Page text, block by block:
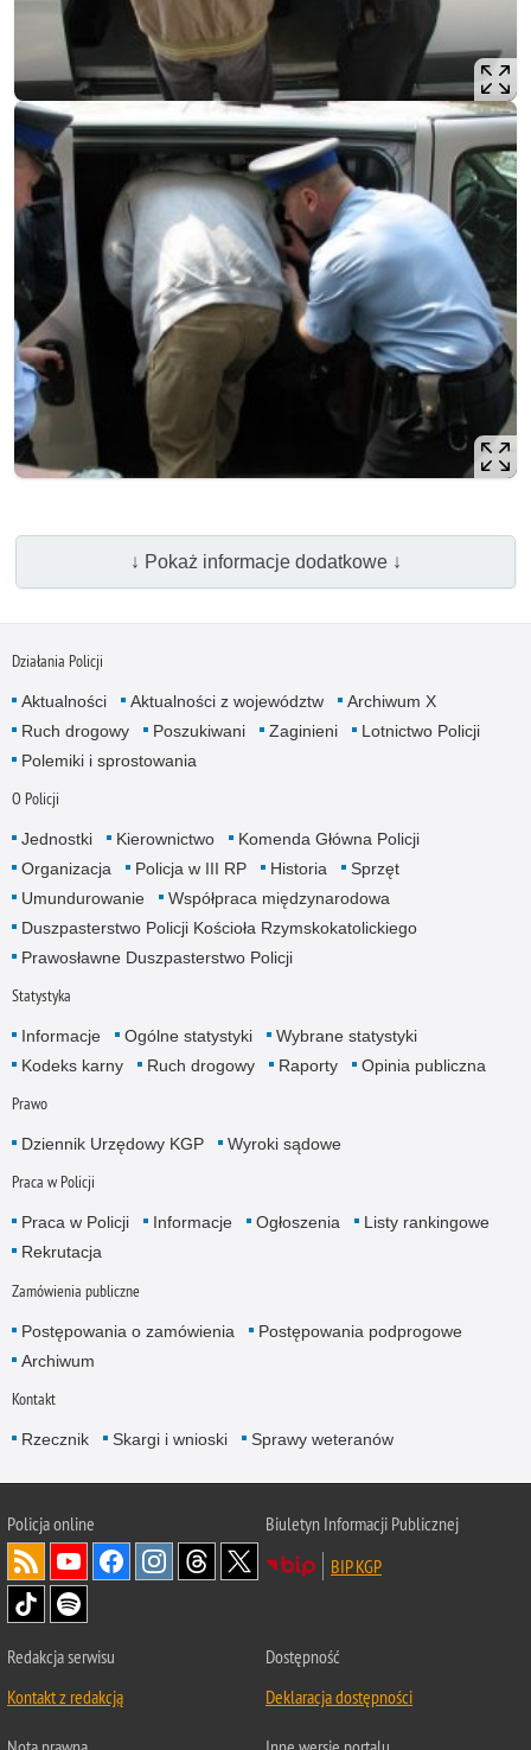
↓ Pokaż informacje dodatkowe ↓
Działania Policji
Aktualności Aktualności z województw
Archiwum X
Ruch drogowy
Poszukiwani Zaginieni
Lotnictwo Policji
Polemiki i sprostowania
O Policji
Jednostki Kierownictwo
Komenda Główna Policji
Organizacja
Policja w III RP Historia
Sprzęt
Umundurowanie
Współpraca międzynarodowa
Duszpasterstwo Policji Kościoła Rzymskokatolickiego
Prawosławne Duszpasterstwo Policji
Statystyka
Informacje Ogólne statystyki
Wybrane statystyki
Kodeks karny
Ruch drogowy Raporty Opinia publiczna
Prawo
Dziennik Urzędowy KGP Wyroki sądowe
Praca w Policji
Praca w Policji Informacje Ogłoszenia
Listy rankingowe
Rekrutacja
Zamówienia publiczne
Postępowania o zamówienia
Postępowania podprogowe
Archiwum
Kontakt
Rzecznik Skargi i wnioski Sprawy weteranów
Policjaonline
Biuletyn Informacji Publicznej
BIP KGP
Redakcja serwisu
Kontakt z redakcją
Dostępność
Deklaracja dostępności